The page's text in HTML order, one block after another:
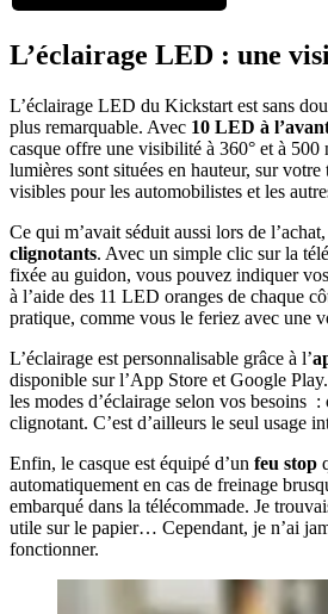
L’éclairage LED : une
L’éclairage LED du Kickstart est sans
plus remarquable. Avec 10 LED à
casque offre une visibilité à 360° et à 500
lumières sont situées en hauteur, sur
visibles pour les automobilistes et les
Ce qui m’avait séduit aussi lors de l’achat,
clignotants. Avec un simple clic sur la
fixée au guidon, vous pouvez indiquer
à l’aide des 11 LED oranges de chaque
pratique, comme vous le feriez avec une
L’éclairage est personnalisable grâce à l’
disponible sur l’App Store et Google
les modes d’éclairage selon vos besoins
clignotant. C’est d’ailleurs le seul usage
Enfin, le casque est équipé d’un feu stop
automatiquement en cas de freinage
embarqué dans la télécommade. Je
utile sur le papier… Cependant, je n’ai
fonctionner.